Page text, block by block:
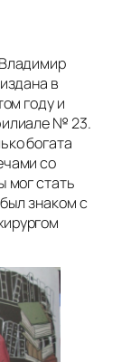
в
году и
№ 23.
богата
со
мог стать
знаком с